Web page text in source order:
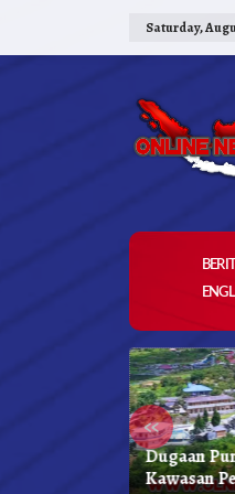
Saturday,
«
Dugaan
Kawasan